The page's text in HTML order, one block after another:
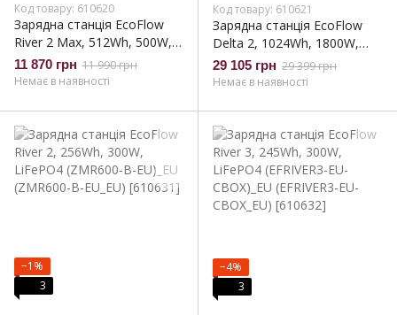
Код товару: 610620
Зарядна станція EcoFlow
River 2 Max, 512Wh, 500W,
LiFePO4_EU (RIVER2Max_EU)
11 870 грн 11 990 грн
Немає в наявності
Код товару: 610621
Зарядна станція EcoFlow
Delta 2, 1024Wh, 1800W,
LiFePO4 (ZMR330-EU)_EU
(ZMR330-EU_EU)
29 105 грн 29 399 грн
Немає в наявності
−1%
3
−4%
3